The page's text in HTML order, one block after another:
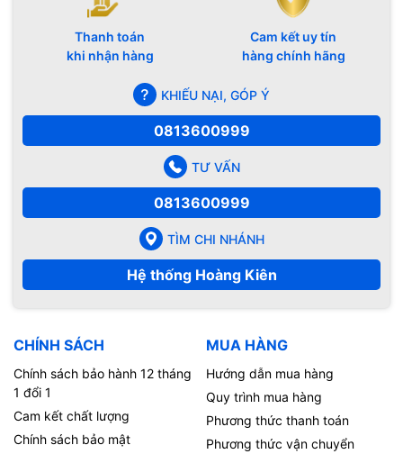
Thanh toán
khi nhận hàng
Cam kết uy tín
hàng chính hãng
KHIẾU NẠI, GÓP Ý
0813600999
TƯ VẤN
0813600999
TÌM CHI NHÁNH
Hệ thống Hoàng Kiên
CHÍNH SÁCH
Chính sách bảo hành 12 tháng
1 đổi 1
Cam kết chất lượng
Chính sách bảo mật
MUA HÀNG
Hướng dẫn mua hàng
Quy trình mua hàng
Phương thức thanh toán
Phương thức vận chuyển